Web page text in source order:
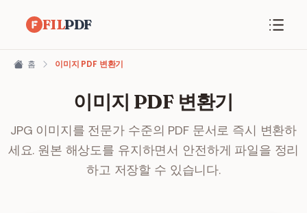
FILPDF
홈 이미지 PDF 변환기
이미지 PDF 변환기
JPG 이미지를 전문가 수준의 PDF 문서로 즉시 변환하
세요. 원본 해상도를 유지하면서 안전하게 파일을 정리
하고 저장할 수 있습니다.